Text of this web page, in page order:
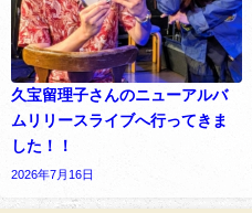
久宝留理子さんのニューアルバ
ムリリースライブへ行ってきま
した！！
2026年7月16日